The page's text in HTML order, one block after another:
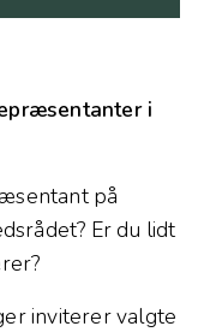
i
på
Er du lidt
inviterer valgte